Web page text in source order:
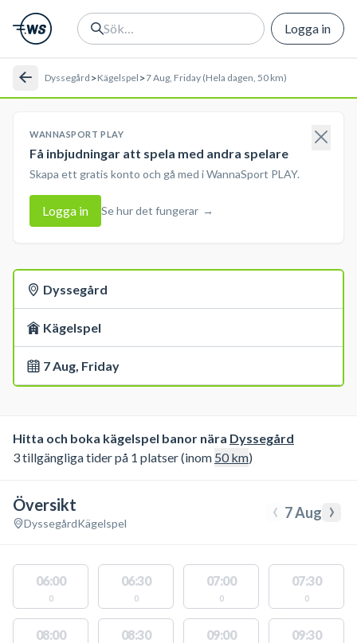
Logga in
Dyssegård >Kägelspel >7 Aug, Friday (Hela dagen, 50 km)
WANNASPORT PLAY
Få inbjudningar att spela med andra spelare
Skapa ett gratis konto och gå med i WannaSport PLAY.
Logga in Se hur det fungerar →
Dyssegård
Kägelspel
7 Aug, Friday
Hitta och boka kägelspel banor nära Dyssegård
3 tillgängliga tider på 1 platser (inom 50km)
Översikt
DyssegårdKägelspel ‹ 7 Aug ›
06:00
0
06:30
0
07:00
0
07:30
0
08:00 08:30 09:00 09:30